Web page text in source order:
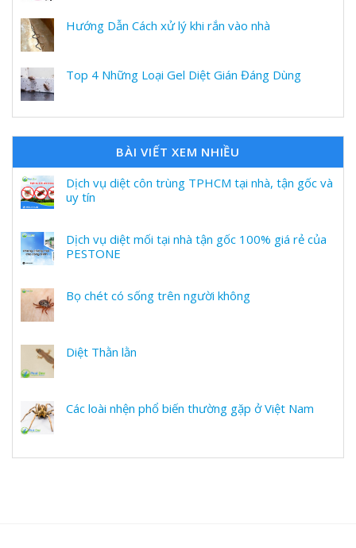
Hướng Dẫn Cách xử lý khi rắn vào nhà
Top 4 Những Loại Gel Diệt Gián Đáng Dùng
BÀI VIẾT XEM NHIỀU
Dịch vụ diệt côn trùng TPHCM tại nhà, tận gốc và
uy tín
Dịch vụ diệt mối tại nhà tận gốc 100% giá rẻ của
PESTONE
Bọ chét có sống trên người không
Diệt Thằn lằn
Các loài nhện phổ biến thường gặp ở Việt Nam